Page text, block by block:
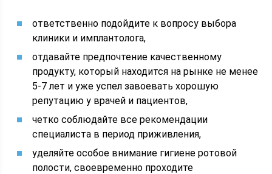
ответственно подойдите к вопросу выбора
клиники и имплантолога,
отдавайте предпочтение качественному
продукту, который находится на рынке не менее
5-7 лет и уже успел завоевать хорошую
репутацию у врачей и пациентов,
четко соблюдайте все рекомендации
специалиста в период приживления,
уделяйте особое внимание гигиене ротовой
полости, своевременно проходите